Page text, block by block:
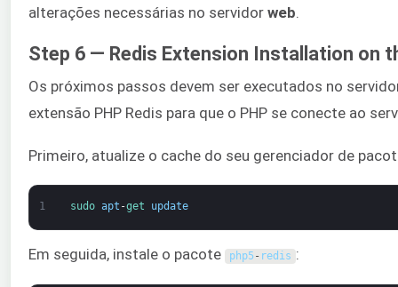
alterações necessárias no servidor web.
Step 6 — Redis Extension Installation on
Os próximos passos devem ser executados no
extensão PHP Redis para que o PHP se conecte ao
Primeiro, atualize o cache do seu gerenciador de
1 sudo apt -get update
Em seguida, instale o pacote php5 - redis :